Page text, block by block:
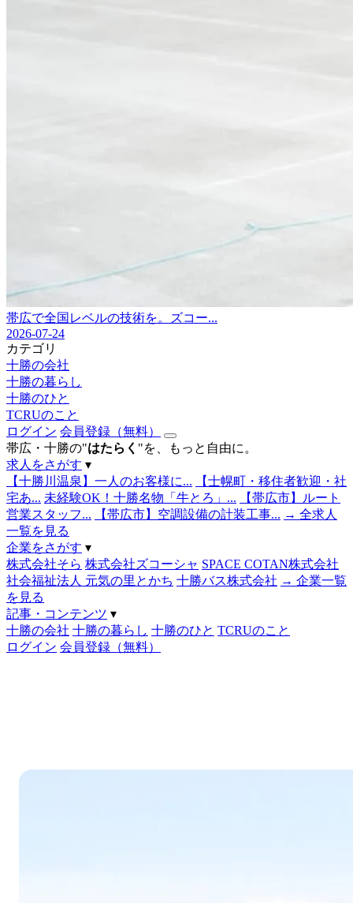
帯広で全国レベルの技術を。ズコー...
2026-07-24
カテゴリ
十勝の会社
十勝の暮らし
十勝のひと
TCRUのこと
ログイン 会員登録（無料）
帯広・十勝の"はたらく "を、もっと自由に。
求人をさがす ▾
【十勝川温泉】一人のお客様に...
【士幌町・移住者歓迎・社
宅あ... 未経験OK！十勝名物「牛とろ」...
【帯広市】ルート
営業スタッフ...
【帯広市】空調設備の計装工事... → 全求人
一覧を見る
企業をさがす ▾
株式会社そら 株式会社ズコーシャ SPACE COTAN株式会社
社会福祉法人 元気の里とかち 十勝バス株式会社 → 企業一覧
を見る
記事・コンテンツ ▾
十勝の会社 十勝の暮らし 十勝のひと TCRUのこと
ログイン 会員登録（無料）